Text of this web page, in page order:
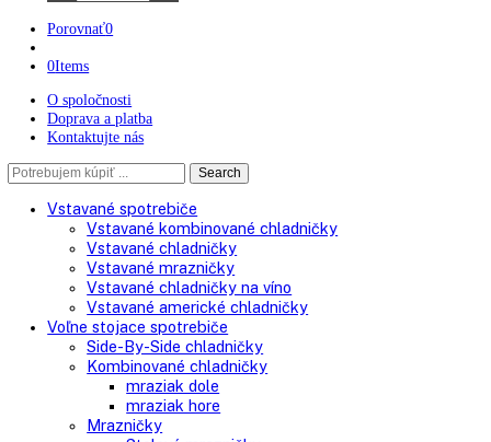
Gastrozóna
Porovnať 0
0Items
O spoločnosti
Kontaktujte nás
Search
Vstavané spotrebiče
Vstavané kombinované chladničky
Vstavané chladničky
Vstavané mrazničky
Vstavané chladničky na víno
Vstavané americké chladničky
Voľne stojace spotrebiče